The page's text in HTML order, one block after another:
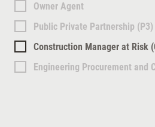
Owner Agent
Public Private Partnership (P3)
Construction Manager at Risk
Engineering Procurement and